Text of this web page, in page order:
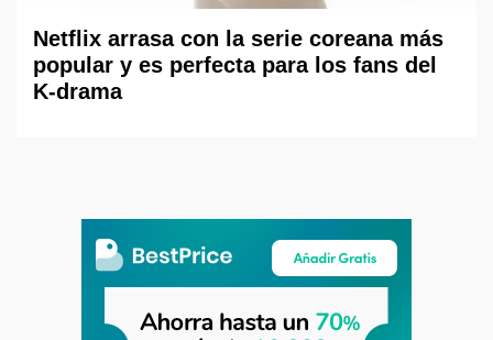
Netflix arrasa con la serie coreana más
popular y es perfecta para los fans del
K-drama